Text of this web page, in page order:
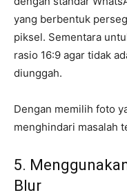
yang berbentuk
piksel. Sementara
rasio 16:9 agar tidak
diunggah.
Dengan memilih foto
menghindari masalah
5.
Blur